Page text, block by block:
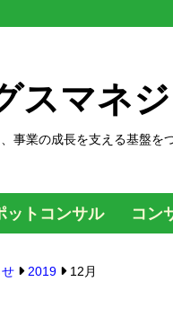
スマネ
事業の成長を支える基盤を
ットコンサル コン
2019 12月